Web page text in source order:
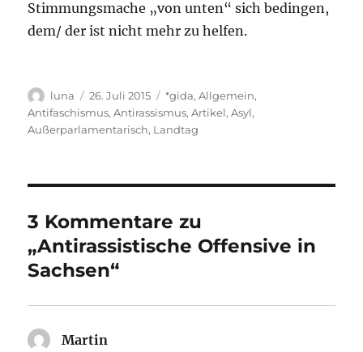
Stimmungsmache „von unten“ sich bedingen,
dem/ der ist nicht mehr zu helfen.
Autor
luna
Veröffentlicht
am
26. Juli 2015 Kategorien
*gida,Allgemein,
Antifaschismus,Antirassismus,Artikel,Asyl,
Außerparlamentarisch, Landtag
3 Kommentare zu
„Antirassistische Offensive in
Sachsen“
Martin